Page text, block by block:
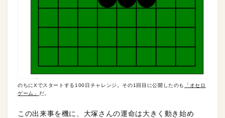
のちにXでスタートする100日チャレンジ。その1回目に公開したのも
「オセロ
ゲーム」 だ。
この出来事を機に、大塚さんの運命は大きく動き始め